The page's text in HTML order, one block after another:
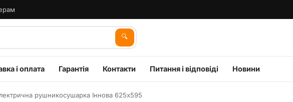
🔍
і оплата Гарантія Контакти Питання і відповіді Новини
рушникосушарка Іннова 625х595